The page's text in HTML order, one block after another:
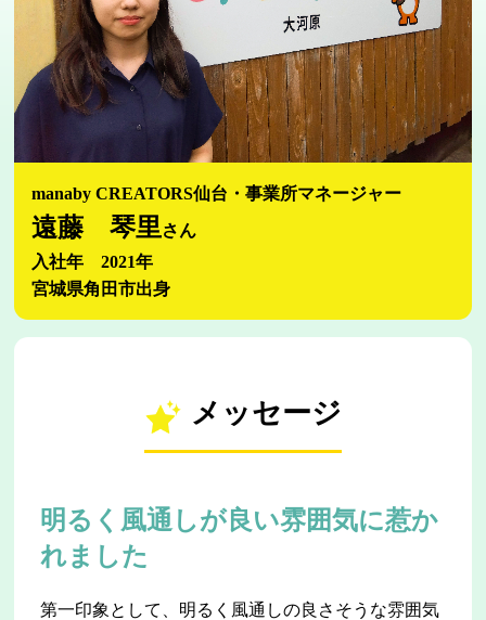
manaby CREATORS仙台・事業所マネージャー
遠藤 琴里 さん
入社年 2021年
宮城県角田市出身
メッセージ
明るく風通しが良い雰囲気に惹か
れました
第一印象として、明るく風通しの良さそうな雰囲気